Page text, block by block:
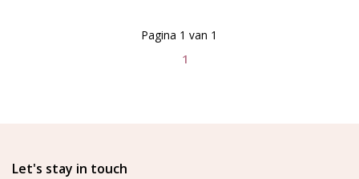
1
Pagina 1 van 1
Let's stay in touch